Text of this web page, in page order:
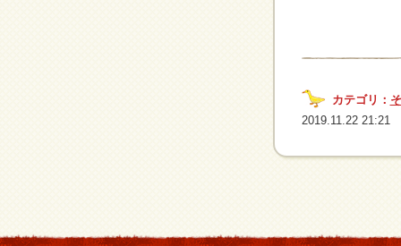
カテゴリ：
2019.11.22 21:21